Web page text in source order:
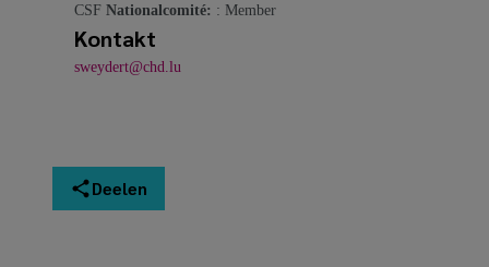
CSF Nationalcomité: : Member
Kontakt
sweydert@chd.lu
Deelen